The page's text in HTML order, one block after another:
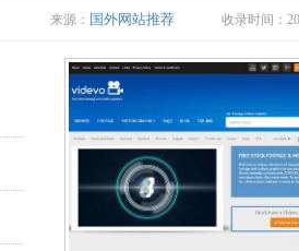
来源： 国外网站推荐 收录时间：